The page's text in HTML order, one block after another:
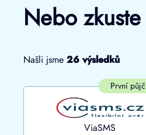
Nebo
Do
Našli jsme 26 výsledků
První
ViaSMS